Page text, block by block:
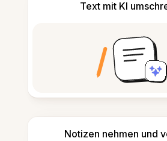
Text mit KI
Notizen nehmen und